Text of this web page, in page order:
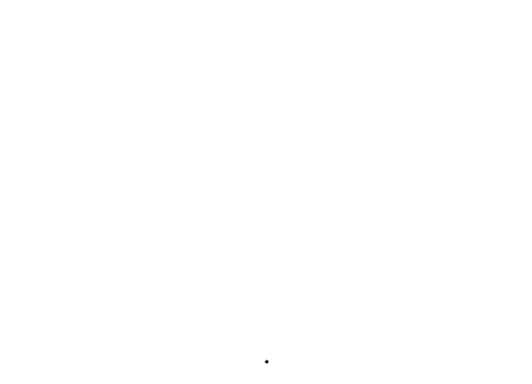
۰